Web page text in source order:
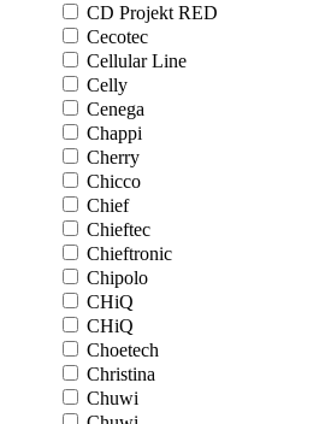
CD Projekt RED
Cecotec
Cellular Line
Celly
Cenega
Chappi
Cherry
Chicco
Chief
Chieftec
Chieftronic
Chipolo
CHiQ
CHiQ
Choetech
Christina
Chuwi